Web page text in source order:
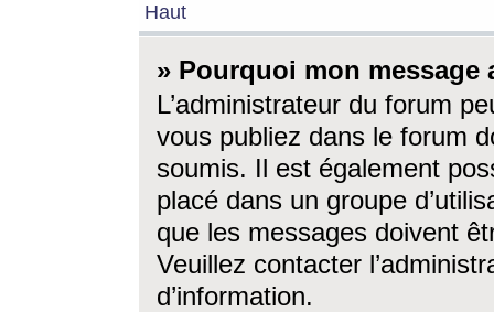
Haut
» Pourquoi mon message
L’administrateur du forum
vous publiez dans le forum
soumis. Il est également
placé dans un groupe
que les messages doivent
Veuillez contacter
d’information.